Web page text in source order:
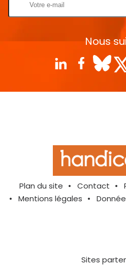
Nous
Plan du site Contact
Mentions légales
Sites